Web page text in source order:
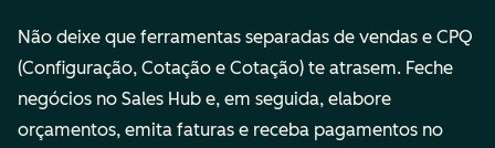
Não deixe que ferramentas separadas de vendas e CPQ
(Configuração, Cotação e Cotação) te atrasem. Feche
negócios no Sales Hub e, em seguida, elabore
orçamentos, emita faturas e receba pagamentos no